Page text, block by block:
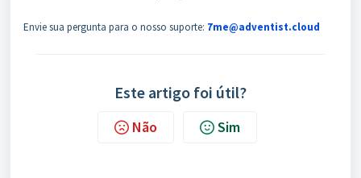
Envie sua pergunta para o nosso suporte: 7me@adventist.cloud
Este artigo foi útil?
Não Sim